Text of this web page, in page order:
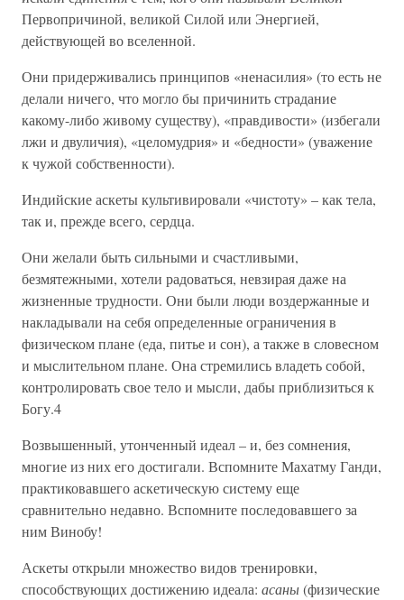
Первопричиной, великой Силой или Энергией,
действующей во вселенной.
Они придерживались принципов «ненасилия» (то есть не
делали ничего, что могло бы причинить страдание
какому-либо живому существу), «правдивости» (избегали
лжи и двуличия), «целомудрия» и «бедности» (уважение
к чужой собственности).
Индийские аскеты культивировали «чистоту» – как тела,
так и, прежде всего, сердца.
Они желали быть сильными и счастливыми,
безмятежными, хотели радоваться, невзирая даже на
жизненные трудности. Они были люди воздержанные и
накладывали на себя определенные ограничения в
физическом плане (еда, питье и сон), а также в словесном
и мыслительном плане. Она стремились владеть собой,
контролировать свое тело и мысли, дабы приблизиться к
Богу.4
Возвышенный, утонченный идеал – и, без сомнения,
многие из них его достигали. Вспомните Махатму Ганди,
практиковавшего аскетическую систему еще
сравнительно недавно. Вспомните последовавшего за
ним Винобу!
Аскеты открыли множество видов тренировки,
способствующих достижению идеала: асаны(физические